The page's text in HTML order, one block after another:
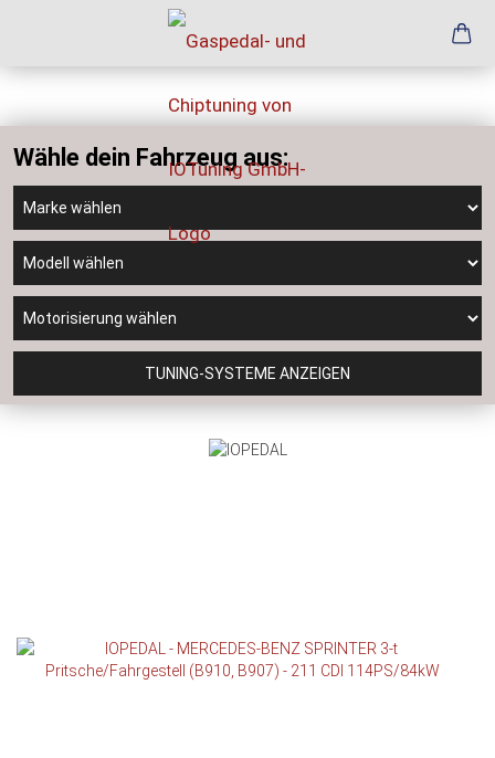
Wähle dein Fahrzeug aus:
TUNING-SYSTEME ANZEIGEN